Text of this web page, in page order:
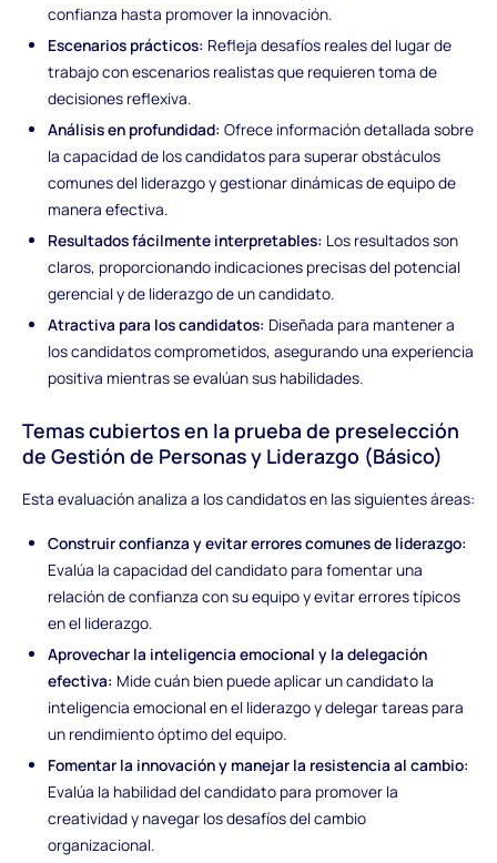
confianza hasta promover la innovación.
Escenarios prácticos: Refleja desafíos reales del lugar de
trabajo con escenarios realistas que requieren toma de
decisiones reflexiva.
Análisis en profundidad: Ofrece información detallada sobre
la capacidad de los candidatos para superar obstáculos
comunes del liderazgo y gestionar dinámicas de equipo de
manera efectiva.
Resultados fácilmente interpretables: Los resultados son
claros, proporcionando indicaciones precisas del potencial
gerencial y de liderazgo de un candidato.
Atractiva para los candidatos: Diseñada para mantener a
los candidatos comprometidos, asegurando una experiencia
positiva mientras se evalúan sus habilidades.
Temas cubiertos en la prueba de preselección
de Gestión de Personas y Liderazgo (Básico)
Esta evaluación analiza a los candidatos en las siguientes áreas:
Construir confianza y evitar errores comunes de liderazgo:
Evalúa la capacidad del candidato para fomentar una
relación de confianza con su equipo y evitar errores típicos
en el liderazgo.
Aprovechar la inteligencia emocional y la delegación
efectiva: Mide cuán bien puede aplicar un candidato la
inteligencia emocional en el liderazgo y delegar tareas para
un rendimiento óptimo del equipo.
Fomentar la innovación y manejar la resistencia al cambio:
Evalúa la habilidad del candidato para promover la
creatividad y navegar los desafíos del cambio
organizacional.